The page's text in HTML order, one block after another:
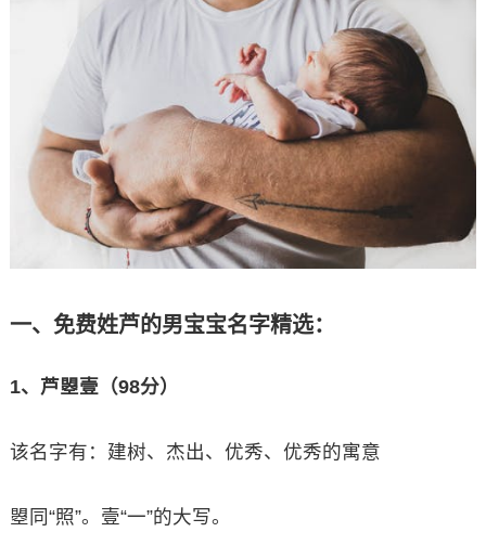
一、免费姓芦的男宝宝名字精选：
1、芦曌壹（98分）
该名字有：建树、杰出、优秀、优秀的寓意
曌同“照”。壹“一”的大写。